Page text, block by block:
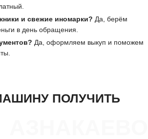
и свежие иномарки? Да, берём
в день обращения.
Да, оформляем выкуп и поможем
ПОЛУЧИТЬ